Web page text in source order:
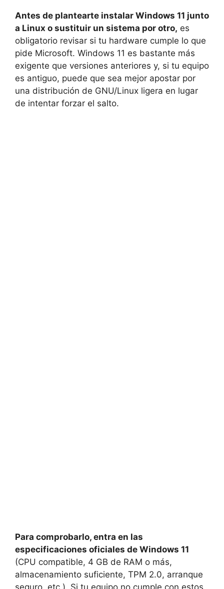
Antes de plantearte instalar Windows 11 junto
a Linux o sustituir un sistema por otro, es
obligatorio revisar si tu hardware cumple lo que
pide Microsoft. Windows 11 es bastante más
exigente que versiones anteriores y, si tu equipo
es antiguo, puede que sea mejor apostar por
una distribución de GNU/Linux ligera en lugar
de intentar forzar el salto.
Para comprobarlo, entra en las
especificaciones oficiales de Windows 11
(CPU compatible, 4 GB de RAM o más,
almacenamiento suficiente, TPM 2.0, arranque